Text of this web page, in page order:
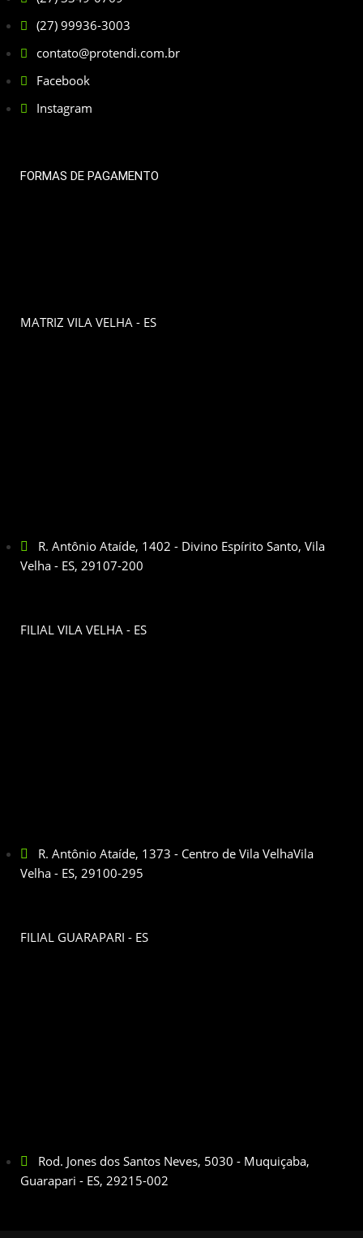
(27) 99936-3003
contato@protendi.com.br
Facebook
Instagram
FORMAS DE PAGAMENTO
MATRIZ VILA VELHA - ES
R. Antônio Ataíde, 1402 - Divino Espírito Santo, Vila
Velha - ES, 29107-200
FILIAL VILA VELHA - ES
R. Antônio Ataíde, 1373 - Centro de Vila VelhaVila
Velha - ES, 29100-295
FILIAL GUARAPARI - ES
Rod. Jones dos Santos Neves, 5030 - Muquiçaba,
Guarapari - ES, 29215-002